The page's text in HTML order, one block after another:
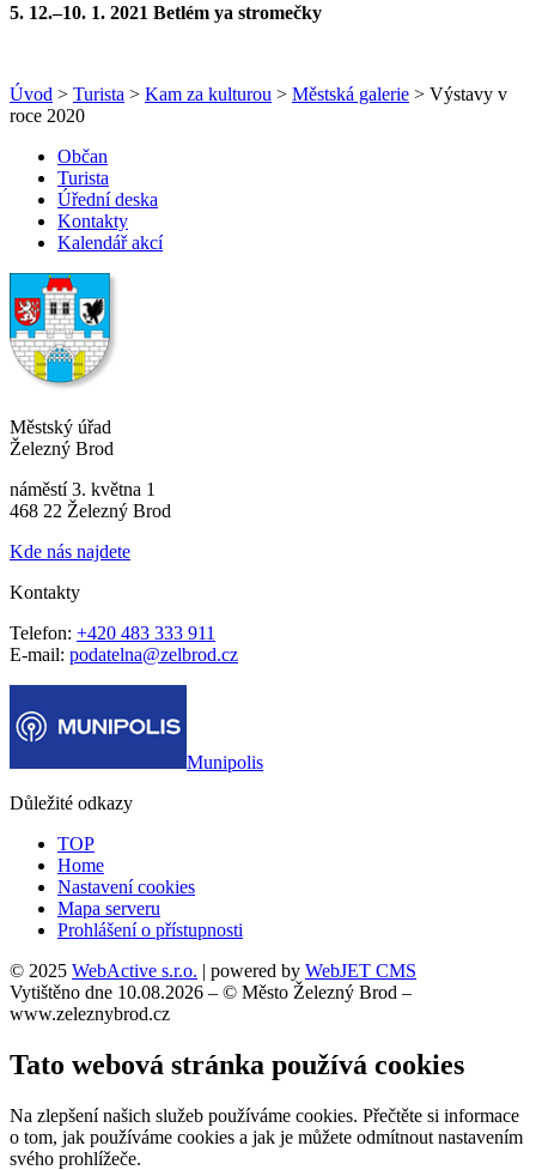
5. 12.–10. 1. 2021 Betlém ya stromečky
Úvod > Turista > Kam za kulturou > Městská galerie > Výstavy v
roce 2020
Občan
Turista
Úřední deska
Kontakty
Kalendář akcí
Městský úřad
Železný Brod
náměstí 3. května 1
468 22 Železný Brod
Kde nás najdete
Kontakty
Telefon: +420 483 333 911
E-mail: podatelna@zelbrod.cz
Munipolis
Důležité odkazy
TOP
Home
Nastavení cookies
Mapa serveru
Prohlášení o přístupnosti
© 2025 WebActive s.r.o. | powered by WebJET CMS
Vytištěno dne 10.08.2026 – © Město Železný Brod –
www.zeleznybrod.cz
Tato webová stránka používá cookies
Na zlepšení našich služeb používáme cookies. Přečtěte si informace
o tom, jak používáme cookies a jak je můžete odmítnout nastavením
svého prohlížeče.